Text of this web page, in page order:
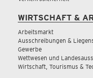
WIRTSCHAFT &
Arbeitsmarkt
Ausschreibungen &
Gewerbe
Wettwesen und
Wirtschaft, Tourismus &